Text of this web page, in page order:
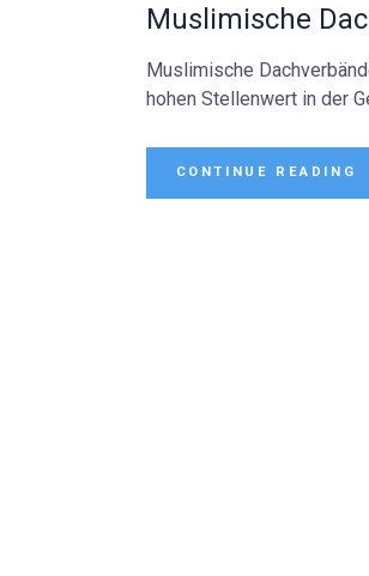
Muslimische
Muslimische
hohen Stellenwert in der
CONTINUE READING